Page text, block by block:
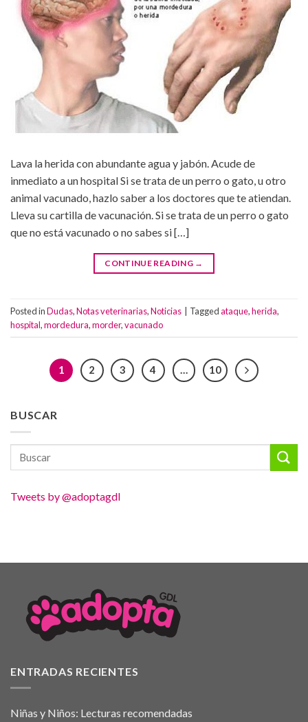
Lava la herida con abundante agua y jabón. Acude de
inmediato a un hospital Si se trata de un perro o gato, u otro
animal vacunado, hazlo saber a los doctores que te atiendan.
Lleva su cartilla de vacunación. Si se trata de un perro o gato
que no está vacunado o no sabes si […]
CONTINUE READING →
Posted inDudas,Notas veterinarias,Noticias Taggedataque,herida,
hospital,mordedura,morder,vacunado
1 2 3 4 … 10
BUSCAR
Tweets by @adoptagdl
ENTRADAS RECIENTES
Niñas y Niños: Lecturas recomendadas